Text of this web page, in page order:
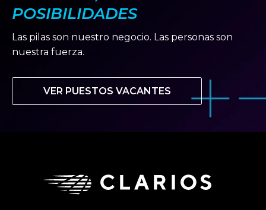
POSIBILIDADES
Las pilas son nuestro negocio. Las personas son
nuestra fuerza.
VER PUESTOS VACANTES